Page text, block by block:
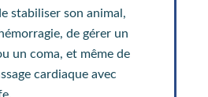
stabiliser son animal,
de gérer un
un coma, et même de
cardiaque avec